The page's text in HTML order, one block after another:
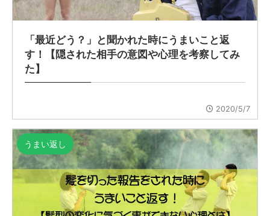
「最近どう？」と聞かれた時にうまいこと返
す！【隠された相手の意図や心理を考察してみ
た】
2020/5/7
うまい返し